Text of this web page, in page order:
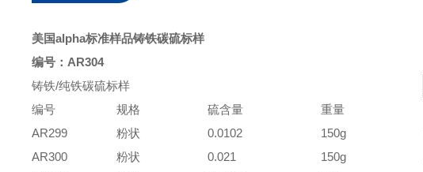
美国alpha标准样品铸铁碳硫标样
编号： AR304
铸铁/纯铁碳硫标样
编号
规格 硫含量
重量
AR299
粉状 0.0102
150g
AR300
粉状 0.021
150g